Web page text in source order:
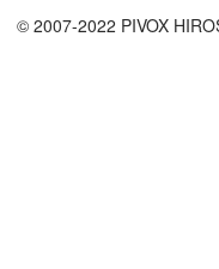
© 2007-2022 PIVOX